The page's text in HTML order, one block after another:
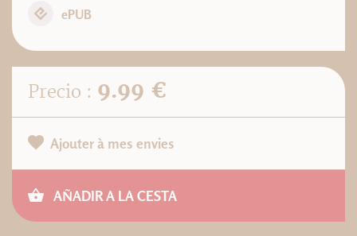
ePUB
Precio : 9.99 €
Ajouter à mes envies
AÑADIR A LA CESTA